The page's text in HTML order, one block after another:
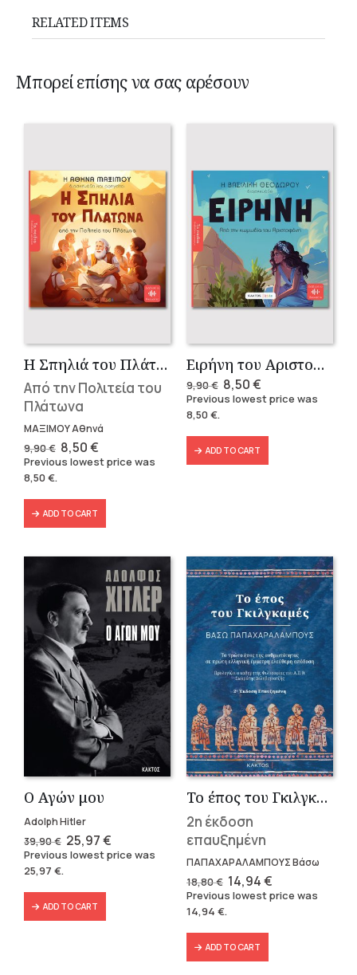
RELATED ITEMS
Μπορεί επίσης να σας αρέσουν
Η Σπηλιά του Πλάτωνα
Από την Πολιτεία του
Πλάτωνα
ΜΑΞΙΜΟΥ Αθηνά
9,90€ Original
price
was:
8,50€Current
price
is:
Previous lowest price was
8,50€.
ADD TO CART
Ειρήνη του Αριστοφάνη
9,90€ Original
price
was:
8,50€Current
price
is:
Previous lowest price was
8,50€.
ADD TO CART
Ο Αγών μου
Adolph Hitler
39,90€ Original
price
was:
25,97€Current
price
is:
Previous lowest price was
25,97 €.
ADD TO CART
Το έπος του Γκιλγκαμές
2η έκδοση
επαυξημένη
ΠΑΠΑΧΑΡΑΛΑΜΠΟΥΣ Βάσω
18,80€ Original
price
was:
18,80 €.
14,94€Current
price
is:
Previous lowest price was
14,94 €.
ADD TO CART